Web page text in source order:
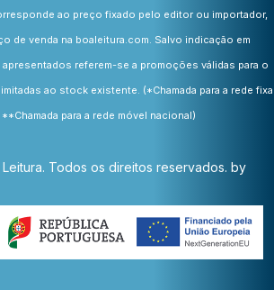
ao preço fixado pelo editor ou importador,
de venda na boaleitura.com. Salvo indicação em
referem-se a promoções válidas para o
ao stock existente. (*Chamada para a rede fixa
para a rede móvel nacional)
Todos os direitos reservados. by